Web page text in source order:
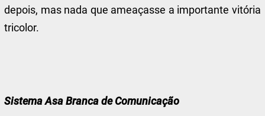
depois, mas nada que ameaçasse a importante vitória
tricolor.
Sistema Asa Branca de Comunicação